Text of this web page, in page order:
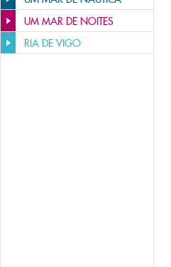
UM MAR DE NOITES
RIA DE VIGO